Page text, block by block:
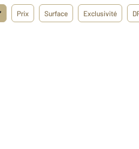
Prix Surface Exclusivité